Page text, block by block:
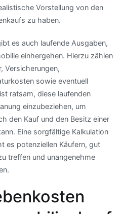
Vorstellung von den
zu haben.
es auch laufende Ausgaben,
einhergehen. Hierzu zählen
Versicherungen,
sowie eventuell
ratsam, diese laufenden
einzubeziehen, um
den Kauf und den Besitz einer
Eine sorgfältige Kalkulation
es potenziellen Käufern, gut
treffen und unangenehme